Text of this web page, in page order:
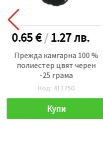
0.65 €/1.27лв.
Прежда камгарна 100 %
полиестер цвят черен
-25 грама
Код: 411750
Купи